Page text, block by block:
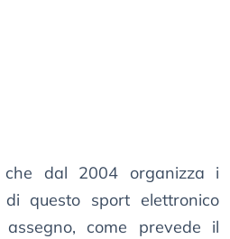
dal 2004 organizza i
questo sport elettronico
come prevede il